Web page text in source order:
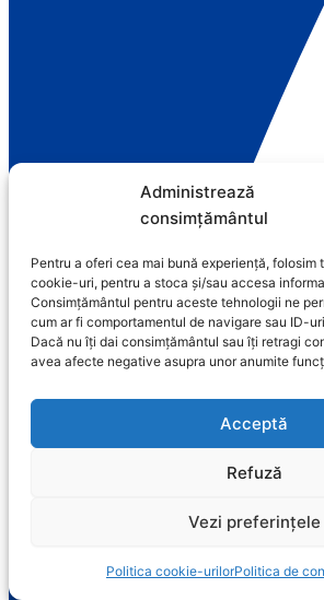
Administrează
consimțământul
Pentru a oferi cea mai bună experiență, folosim
cookie-uri, pentru a stoca și/sau accesa
Consimțământul pentru aceste tehnologii ne
cum ar fi comportamentul de navigare sau ID-
Dacă nu îți dai consimțământul sau îți retragi
avea afecte negative asupra unor anumite
Acceptă
Refuză
Vezi preferințele
Politica cookie-urilorPolitica de